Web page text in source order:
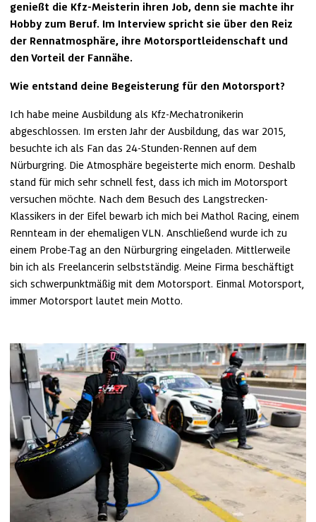
genießt die Kfz-Meisterin ihren Job, denn sie machte ihr
Hobby zum Beruf. Im Interview spricht sie über den Reiz
der Rennatmosphäre, ihre Motorsportleidenschaft und
den Vorteil der Fannähe.
Wie entstand deine Begeisterung für den Motorsport?
Ich habe meine Ausbildung als Kfz-Mechatronikerin
abgeschlossen. Im ersten Jahr der Ausbildung, das war 2015,
besuchte ich als Fan das 24-Stunden-Rennen auf dem
Nürburgring. Die Atmosphäre begeisterte mich enorm. Deshalb
stand für mich sehr schnell fest, dass ich mich im Motorsport
versuchen möchte. Nach dem Besuch des Langstrecken-
Klassikers in der Eifel bewarb ich mich bei Mathol Racing, einem
Rennteam in der ehemaligen VLN. Anschließend wurde ich zu
einem Probe-Tag an den Nürburgring eingeladen. Mittlerweile
bin ich als Freelancerin selbstständig. Meine Firma beschäftigt
sich schwerpunktmäßig mit dem Motorsport. Einmal Motorsport,
immer Motorsport lautet mein Motto.